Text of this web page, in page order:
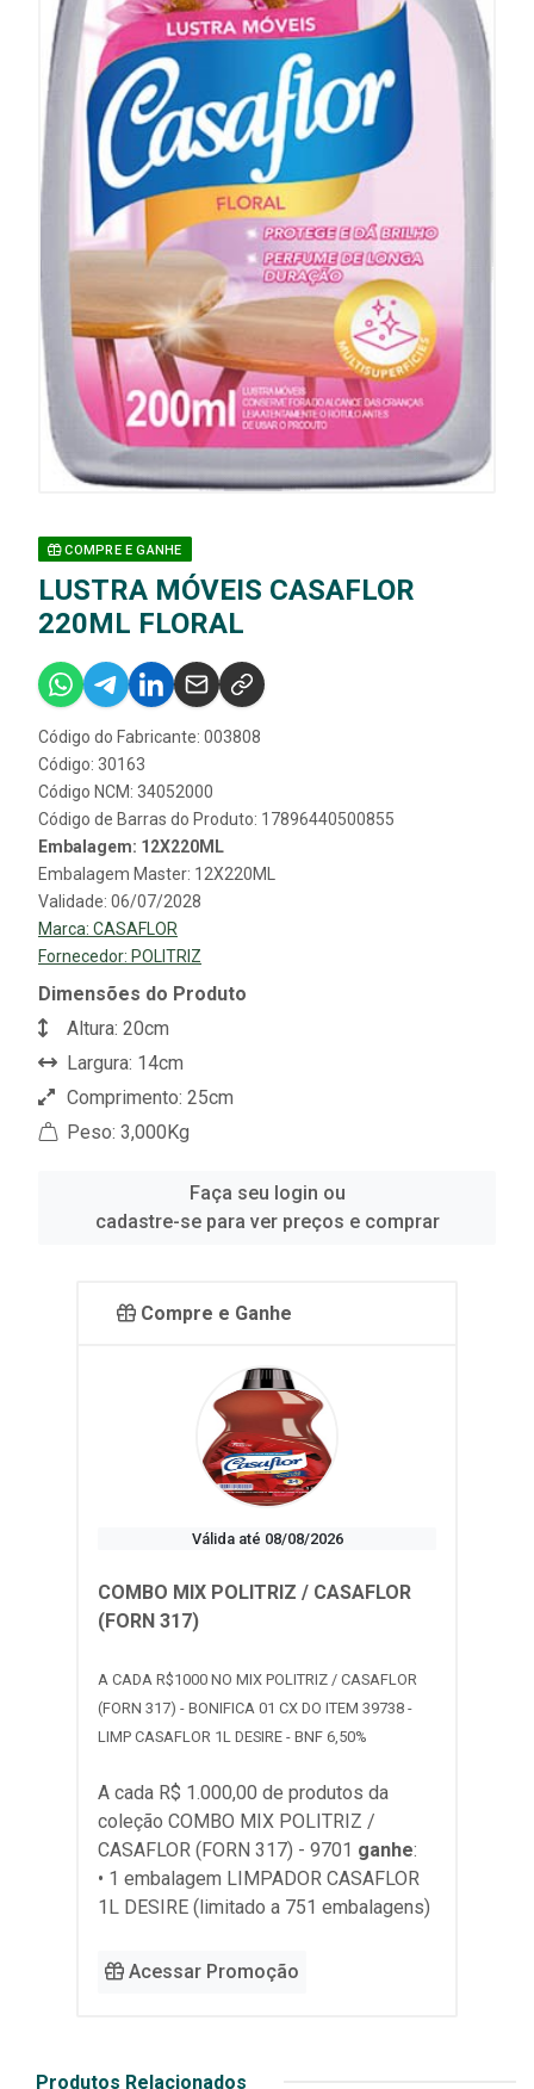
COMPRE E GANHE
LUSTRA MÓVEIS CASAFLOR
220ML FLORAL
Código do Fabricante: 003808
Código: 30163
Código NCM: 34052000
Código de Barras do Produto: 17896440500855
Embalagem: 12X220ML
Embalagem Master: 12X220ML
Validade: 06/07/2028
Marca: CASAFLOR
Fornecedor: POLITRIZ
Dimensões do Produto
Altura: 20cm
Largura: 14cm
Comprimento: 25cm
Peso: 3,000Kg
Faça seu login ou
cadastre-se para ver preços e comprar
Compre e Ganhe
Válida até 08/08/2026
COMBO MIX POLITRIZ / CASAFLOR
(FORN 317)
A CADA R$1000 NO MIX POLITRIZ / CASAFLOR
(FORN 317) - BONIFICA 01 CX DO ITEM 39738 -
LIMP CASAFLOR 1L DESIRE - BNF 6,50%
A cada R$ 1.000,00 de produtos da
coleção COMBO MIX POLITRIZ /
CASAFLOR (FORN 317) - 9701 ganhe:
• 1 embalagem LIMPADOR CASAFLOR
1L DESIRE (limitado a 751 embalagens)
Acessar Promoção
Produtos Relacionados